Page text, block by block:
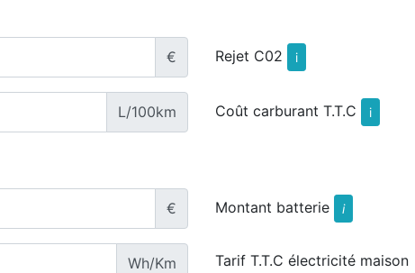
€ Rejet C02 i
L/100km Coût carburant T.T.C i
€ Montant batterie i
Wh/Km Tarif T.T.C électricité maison